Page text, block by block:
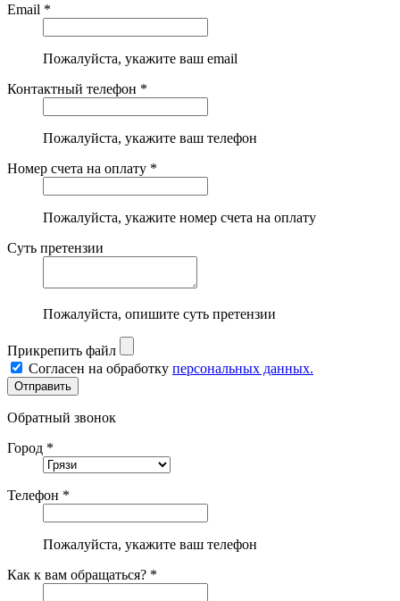
Email *
Пожалуйста, укажите ваш email
Контактный телефон *
Пожалуйста, укажите ваш телефон
Номер счета на оплату *
Пожалуйста, укажите номер счета на оплату
Суть претензии
Пожалуйста, опишите суть претензии
Прикрепить файл
Согласен на обработку персональных данных.
Обратный звонок
Город *
Телефон *
Пожалуйста, укажите ваш телефон
Как к вам обращаться? *